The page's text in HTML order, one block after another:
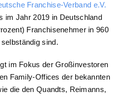
Franchise-Verband e.V.
im Jahr 2019 in Deutschland
Franchisenehmer in 960
sind.
im Fokus der Großinvestoren
Family-Offices der bekannten
die den Quandts, Reimanns,